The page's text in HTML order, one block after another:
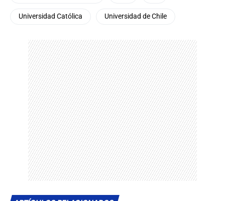
Universidad Católica Universidad de Chile